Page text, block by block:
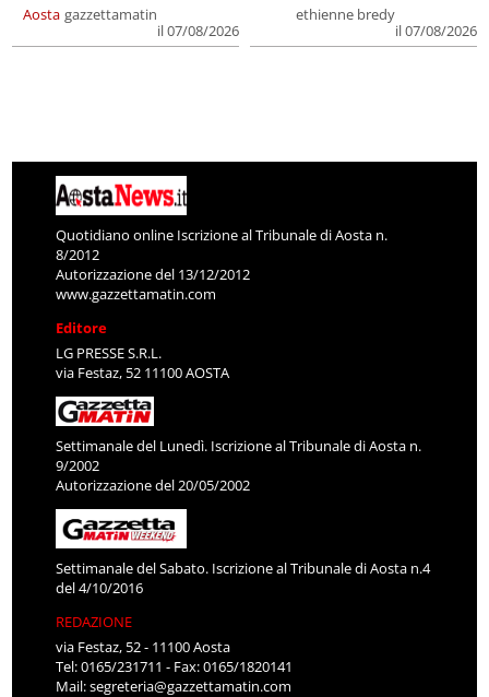
Aosta gazzettamatin
il 07/08/2026
ethienne bredy
il 07/08/2026
Quotidiano online Iscrizione al Tribunale di Aosta n.
8/2012
Autorizzazione del 13/12/2012
www.gazzettamatin.com
Editore
LG PRESSE S.R.L.
via Festaz, 52 11100 AOSTA
Settimanale del Lunedì. Iscrizione al Tribunale di Aosta n.
9/2002
Autorizzazione del 20/05/2002
Settimanale del Sabato. Iscrizione al Tribunale di Aosta n.4
del 4/10/2016
REDAZIONE
via Festaz, 52 - 11100 Aosta
Tel: 0165/231711 - Fax: 0165/1820141
Mail:segreteria@gazzettamatin.com